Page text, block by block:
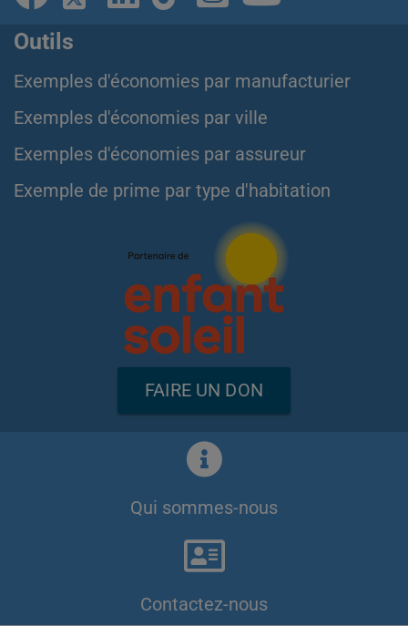
Outils
Exemples d'économies par manufacturier
Exemples d'économies par ville
Exemples d'économies par assureur
Exemple de prime par type d'habitation
FAIRE UN DON
Qui sommes-nous
Contactez-nous